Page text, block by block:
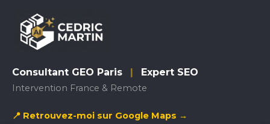
Consultant GEO Paris | Expert SEO
Intervention France & Remote
📍 Retrouvez-moi sur Google Maps →